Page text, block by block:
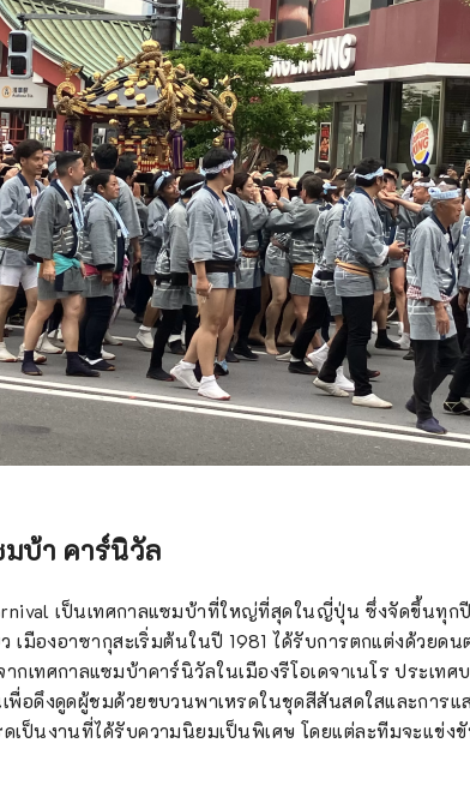
บ้า คาร์นิวัล
เป็นเทศกาลแซมบ้าที่ใหญ่ที่สุดในญี่ปุ่น ซึ่งจัดขึ้นทุก
เมืองอาซากุสะเริ่มต้นในปี 1981 ได้รับการตกแต่งด้วยด
กเทศกาลแซมบ้าคาร์นิวัลในเมืองรีโอเดจาเนโร ประเท
พื่อดึงดูดผู้ชมด้วยขบวนพาเหรดในชุดสีสันสดใสและการ
เป็นงานที่ได้รับความนิยมเป็นพิเศษ โดยแต่ละทีมจะแข่ง